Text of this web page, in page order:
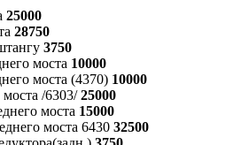
25000
28750
3750
моста 10000
моста (4370) 10000
/6303/25000
моста 15000
моста 6430 32500